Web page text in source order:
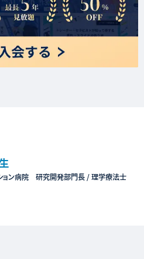
ョン病院 研究開発部門長 / 理学療法士